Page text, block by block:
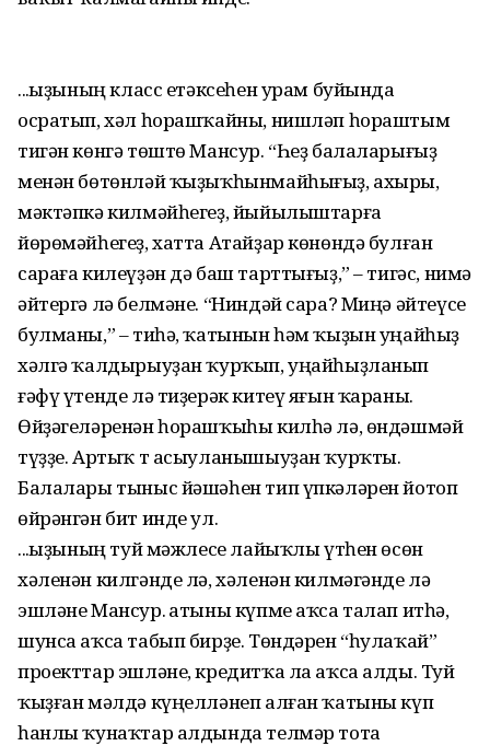
...Ҡыҙының класс етәксеһен урам буйында
осратып, хәл һорашҡайны, нишләп һораштым
тигән көнгә төштө Мансур. “Һеҙ балаларығыҙ
менән бөтөнләй ҡыҙыҡһынмайһығыҙ, ахыры,
мәктәпкә килмәйһегеҙ, йыйылыштарға
йөрөмәйһегеҙ, хатта Атайҙар көнөндә булған
сараға килеүҙән дә баш тарттығыҙ,” – тигәс, нимә
әйтергә лә белмәне. “Ниндәй сара? Миңә әйтеүсе
булманы,” – тиһә, ҡатынын һәм ҡыҙын уңайһыҙ
хәлгә ҡалдырыуҙан ҡурҡып, уңайһыҙланып
ғәфү үтенде лә тиҙерәк китеү яғын ҡараны.
Өйҙәгеләренән һорашҡыһы килһә лә, өндәшмәй
түҙҙе. Артыҡ т асыуланышыуҙан ҡурҡты.
Балалары тыныс йәшәһен тип үпкәләрен йотоп
өйрәнгән бит инде ул.
...Ҡыҙының туй мәжлесе лайыҡлы үтһен өсөн
хәленән килгәнде лә, хәленән килмәгәнде лә
эшләне Мансур. Ҡатыны күпме аҡса талап итһә,
шунса аҡса табып бирҙе. Төндәрен “һулаҡай”
проекттар эшләне, кредитҡа ла аҡса алды. Туй
ҡыҙған мәлдә күңелләнеп алған ҡатыны күп
һанлы ҡунаҡтар алдында телмәр тота